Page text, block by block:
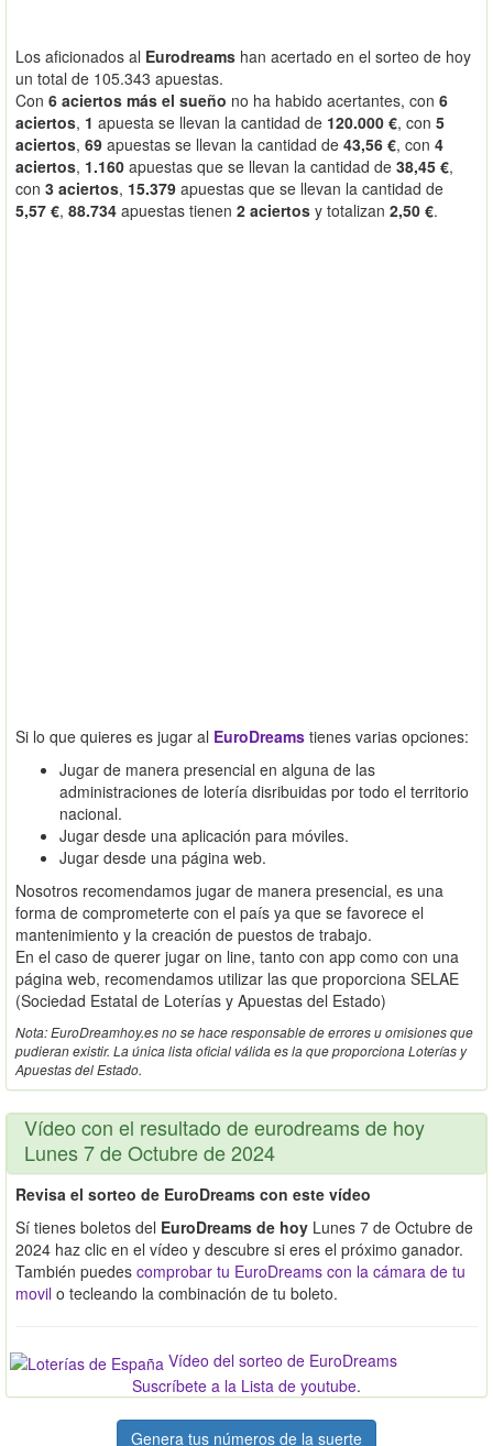
Los aficionados al Eurodreams han acertado en el sorteo de hoy
un total de 105.343 apuestas.
Con 6 aciertos más el sueño no ha habido acertantes, con 6
aciertos, 1 apuesta se llevan la cantidad de 120.000 €, con 5
aciertos, 69 apuestas se llevan la cantidad de 43,56 €, con 4
aciertos, 1.160 apuestas que se llevan la cantidad de 38,45 €,
con 3 aciertos, 15.379 apuestas que se llevan la cantidad de
5,57 €, 88.734 apuestas tienen 2 aciertos y totalizan 2,50 €.
Si lo que quieres es jugar al EuroDreams tienes varias opciones:
Jugar de manera presencial en alguna de las
administraciones de lotería disribuidas por todo el territorio
nacional.
Jugar desde una aplicación para móviles.
Jugar desde una página web.
Nosotros recomendamos jugar de manera presencial, es una
forma de comprometerte con el país ya que se favorece el
mantenimiento y la creación de puestos de trabajo.
En el caso de querer jugar on line, tanto con app como con una
página web, recomendamos utilizar las que proporciona SELAE
(Sociedad Estatal de Loterías y Apuestas del Estado)
Nota: EuroDreamhoy.es no se hace responsable de errores u omisiones que
pudieran existir. La única lista oficial válida es la que proporciona Loterías y
Apuestas del Estado.
Vídeo con el resultado de eurodreams de hoy
Lunes 7 de Octubre de 2024
Revisa el sorteo de EuroDreams con este vídeo
Sí tienes boletos del EuroDreams de hoy Lunes 7 de Octubre de
2024 haz clic en el vídeo y descubre si eres el próximo ganador.
También puedes comprobar tu EuroDreams con la cámara de tu
movil o tecleando la combinación de tu boleto.
Vídeo del sorteo de EuroDreams
Suscríbete a la Lista de youtube.
Genera tus números de la suerte